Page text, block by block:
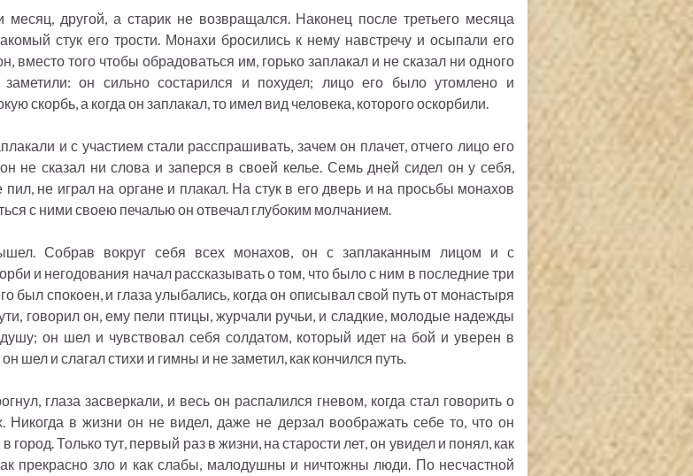
месяц, другой, а старик не возвращался. Наконец после третьего месяца
стук его трости. Монахи бросились к нему навстречу и осыпали его
вместо того чтобы обрадоваться им, горько заплакал и не сказал ни одного
он сильно состарился и похудел; лицо его было утомлено и
скорбь, а когда он заплакал, то имел вид человека, которого оскорбили.
и с участием стали расспрашивать, зачем он плачет, отчего лицо его
не сказал ни слова и заперся в своей келье. Семь дней сидел он у себя,
пил, не играл на органе и плакал. На стук в его дверь и на просьбы монахов
с ними своею печалью он отвечал глубоким молчанием.
Собрав вокруг себя всех монахов, он с заплаканным лицом и с
и негодования начал рассказывать о том, что было с ним в последние три
был спокоен, и глаза улыбались, когда он описывал свой путь от монастыря
говорил он, ему пели птицы, журчали ручьи, и сладкие, молодые надежды
он шел и чувствовал себя солдатом, который идет на бой и уверен в
шел и слагал стихи и гимны и не заметил, как кончился путь.
глаза засверкали, и весь он распалился гневом, когда стал говорить о
Никогда в жизни он не видел, даже не дерзал воображать себе то, что он
город. Только тут, первый раз в жизни, на старости лет, он увидел и понял, как
прекрасно зло и как слабы, малодушны и ничтожны люди. По несчастной